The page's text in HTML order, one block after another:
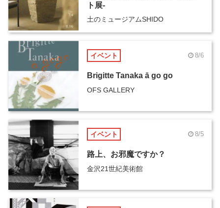
ト展-
土のミュージアムSHIDO
イベント 8/6
Brigitte Tanaka ā go go
OFS GALLERY
イベント 8/5
路上、お邪魔ですか？
金沢21世紀美術館